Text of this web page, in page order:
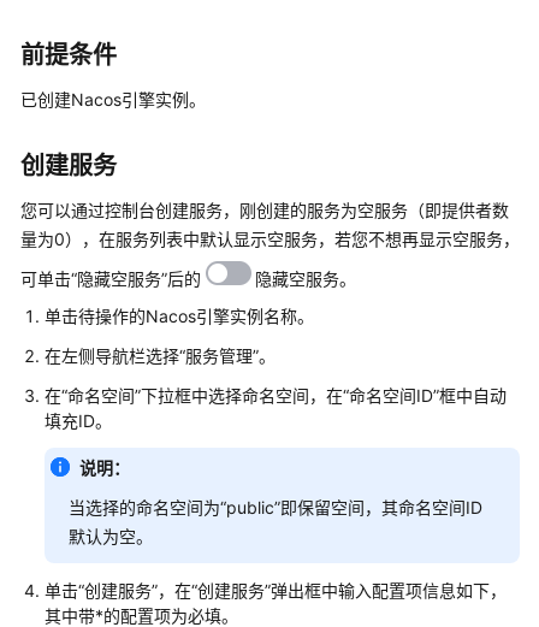
介
绍
费
说
明
速
入
用
户
指
南
使
CSE
前
前提条件
已创建Nacos引擎实例。
创建服务
您可以通过控制台创建服务，刚创建的服务为空服务（即提供者数
量为0），在服务列表中默认显示空服务，若您不想再显示空服务，
可单击“隐藏空服务”后的
隐藏空服务。
单击待操作的Nacos引擎实例名称。
在左侧导航栏选择“服务管理”。
在“命名空间”下拉框中选择命名空间，在“命名空间ID”框中自动
填充ID。
说明：
当选择的命名空间为“public”即保留空间，其命名空间ID
默认为空。
单击“创建服务”，在“创建服务”弹出框中输入配置项信息如下，
其中带*的配置项为必填。